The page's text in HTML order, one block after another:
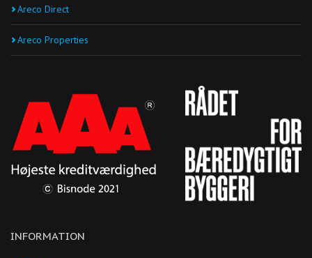
Areco Direct
Areco Properties
INFORMATION